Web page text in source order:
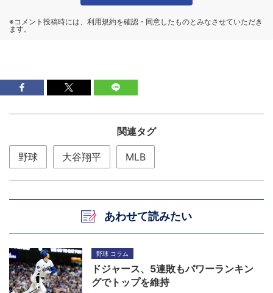
関連タグ
野球 大谷翔平 MLB
あわせて読みたい
野球 コラム
ドジャース、5連敗もパワーランキン
グでトップを維持